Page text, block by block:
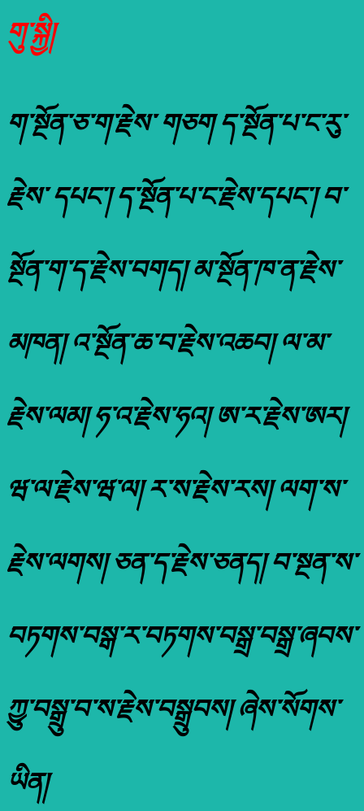
གུ་སྐྱི།
ག་སྔོན་ཅ་ག་རྗེས་ གཅག ད་སྔོན་པ་ང་རུ་
རྗེས་ དཔང་། ད་སྔོན་པ་ང་རྗེས་དཔང་། བ་
སྔོན་ག་ད་རྗེས་བགད། མ་སྔོན་ཁ་ན་རྗེས་
མཁན། འ་སྔོན་ཆ་བ་རྗེས་འཆབ། ལ་མ་
རྗེས་ལམ། ཧ་འ་རྗེས་ཧའ། ཨ་ར་རྗེས་ཨར།
ཝ་ལ་རྗེས་ཝ་ལ། ར་ས་རྗེས་རས། ལག་ས་
རྗེས་ལགས། ཅན་ད་རྗེས་ཅནད། བ་སྔན་ས་
བཏགས་བསྒ་ར་བཏགས་བསྒྲ་བསྒྲ་ཞབས་
ཀྱུ་བསྒྲུ་བ་ས་རྗེས་བསྒྲུབས། ཞེས་སོགས་
ཡིན།